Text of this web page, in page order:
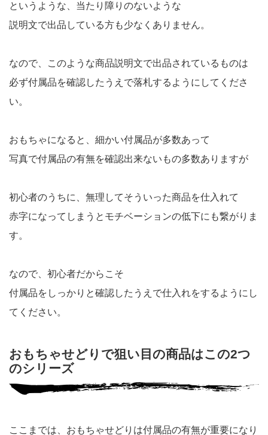
というような、当たり障りのないような
説明文で出品している方も少なくありません。
なので、このような商品説明文で出品されているものは
必ず付属品を確認したうえで落札するようにしてくださ
い。
おもちゃになると、細かい付属品が多数あって
写真で付属品の有無を確認出来ないもの多数ありますが
初心者のうちに、無理してそういった商品を仕入れて
赤字になってしまうとモチベーションの低下にも繋がりま
す。
なので、初心者だからこそ
付属品をしっかりと確認したうえで仕入れをするようにし
てください。
おもちゃせどりで狙い目の商品はこの2つ
のシリーズ
ここまでは、おもちゃせどりは付属品の有無が重要になり